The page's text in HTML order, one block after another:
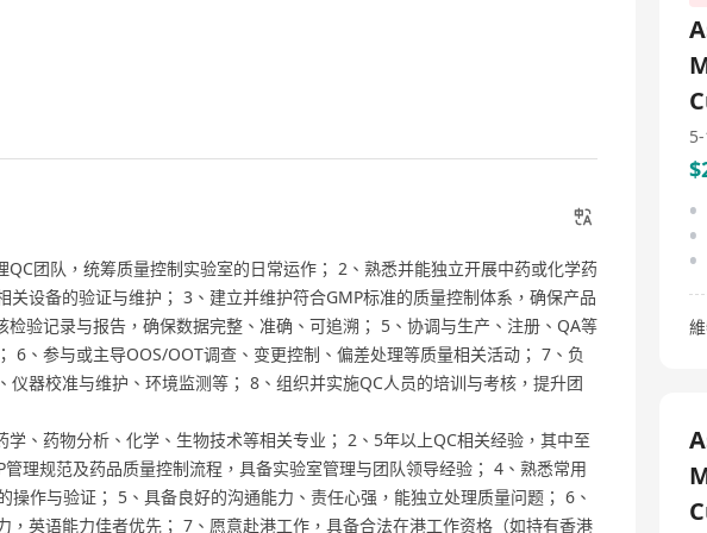
团队，统筹质量控制实验室的日常运作； 2、熟悉并能独立开展中药或化学药
关设备的验证与维护； 3、建立并维护符合GMP标准的质量控制体系，确保产品
检验记录与报告，确保数据完整、准确、可追溯； 5、协调与生产、注册、QA等
6、参与或主导OOS/OOT调查、变更控制、偏差处理等质量相关活动； 7、负
仪器校准与维护、环境监测等； 8、组织并实施QC人员的培训与考核，提升团
、药物分析、化学、生物技术等相关专业； 2、5年以上QC相关经验，其中至
理规范及药品质量控制流程，具备实验室管理与团队领导经验； 4、熟悉常用
操作与验证； 5、具备良好的沟通能力、责任心强，能独立处理质量问题； 6、
，英语能力佳者优先； 7、愿意赴港工作，具备合法在港工作资格（如持有香港